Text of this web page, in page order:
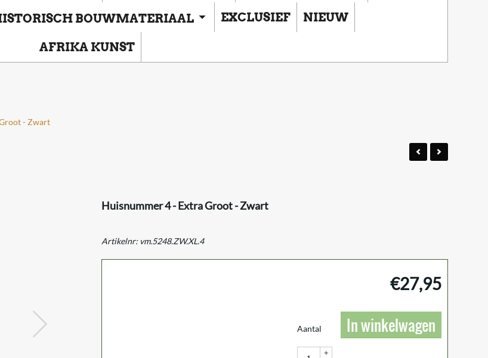
BOUWMATERIAAL EXCLUSIEF NIEUW
AFRIKA KUNST
- Zwart
Huisnummer 4 - Extra Groot - Zwart
Artikelnr: vm.5248.ZW.XL.4
€27,95
Aantal
+
In winkelwagen